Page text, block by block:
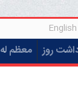
English
روز معظم له